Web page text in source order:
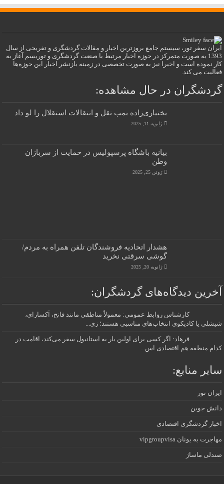
ایران سفر تور، سیستم جامع بروزترین اخبار و مقالات گردشگری و تفریحی از سال
1393 به صورت متمرکز در حوزه اخبار مرتبط با صنعت گردشگری و توریسم آغاز به
کار نموده است و اخیرا نیز به صورت تخصصی در زمینه بازنشر اخبار این حوزه‌ها
فعالیت می کند.
گردشگران در حال مشاهده:
بختیاری‌زاده بمب نقل و انتقالات استقلال را لو داد
ژانویه 11, 2025
بیانیه باشگاه پرسپولیس در حمایت از سربازان
وطن
ژوئن 25, 2025
هشدار اتحادیه فروشندگان تلفن همراه به مردم/
گوشی سرقتی نخرید
ژانویه 20, 2025
آخرین دیدگاه‌های گردشگران:
کارشناس روابط عمومی: معمولاً مناطقی مانند فاتح، آکسارای،
شیشلی یا کادیکوی انتخاب‌های مناسبی هستند؛ زی...
فرهاد: اگر کسی برای اولین بار به استانبول سفر می‌کند، اقامت در
کدام منطقه هم اقتصادی اس...
سایر منابع:
ایران تور
دانش جوین
اخبار گردشگری اقتصادی
مهاجرت به یونان vipgroupvisa
صندلی ماساژ